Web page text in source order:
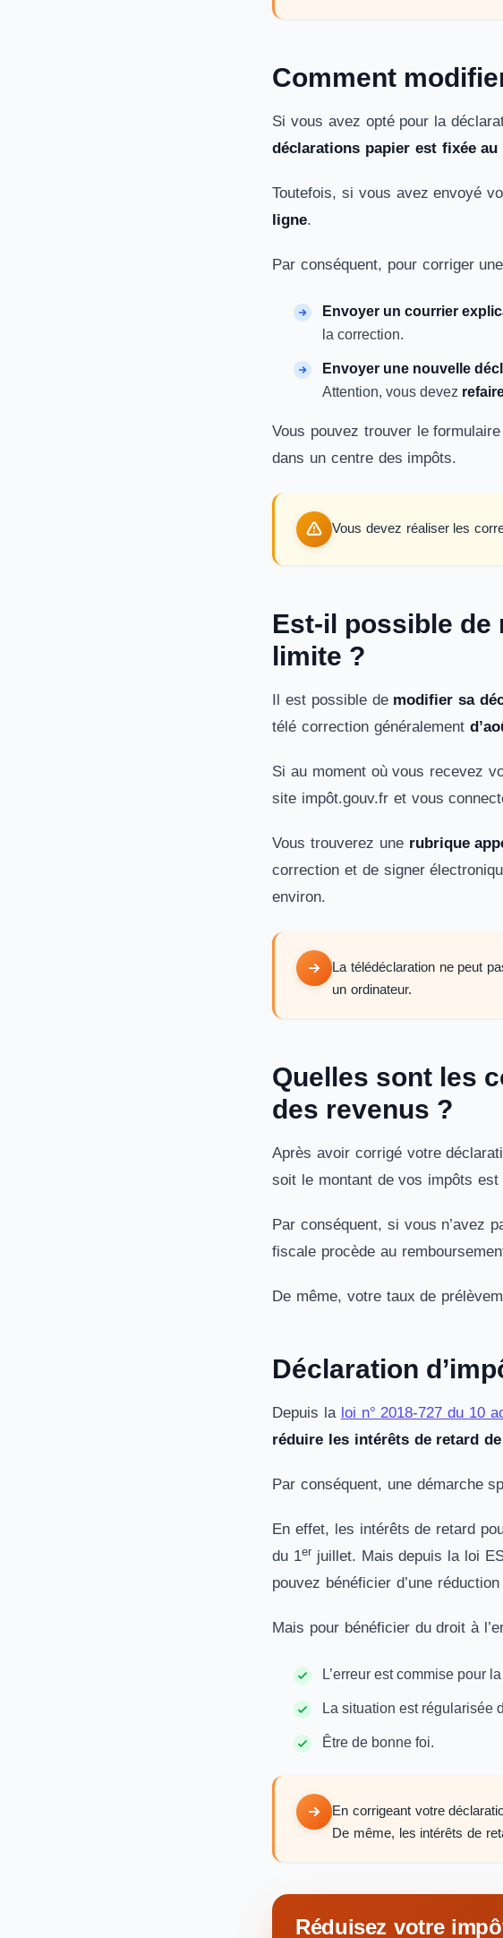
Comment
Si vous avez opté pour la
déclarations papier est fixée au
Toutefois, si vous avez envoyé
ligne.
Par conséquent, pour corriger
Envoyer un courrier
la correction.
Envoyer une nouvelle
Attention, vous devez
Vous pouvez trouver le
dans un centre des impôts.
Vous devez réaliser les
Est-il possible de
limite ?
Il est possible de modifier sa
télé correction généralement
Si au moment où vous recevez
site impôt.gouv.fr et vous
Vous trouverez une rubrique
correction et de signer
environ.
La télédéclaration ne peut
un ordinateur.
Quelles sont les
des revenus ?
Après avoir corrigé votre
soit le montant de vos impôts
Par conséquent, si vous n’avez
fiscale procède au
De même, votre taux de
Déclaration
Depuis la loi n° 2018-727 du 10
réduire les intérêts de retard
Par conséquent, une démarche
En effet, les intérêts de retard
du 1erjuillet. Mais depuis la loi
pouvez bénéficier d’une
Mais pour bénéficier du droit à
L’erreur est commise pour
La situation est régularisée
Être de bonne foi.
En corrigeant votre
De même, les intérêts de
Réduisez votre